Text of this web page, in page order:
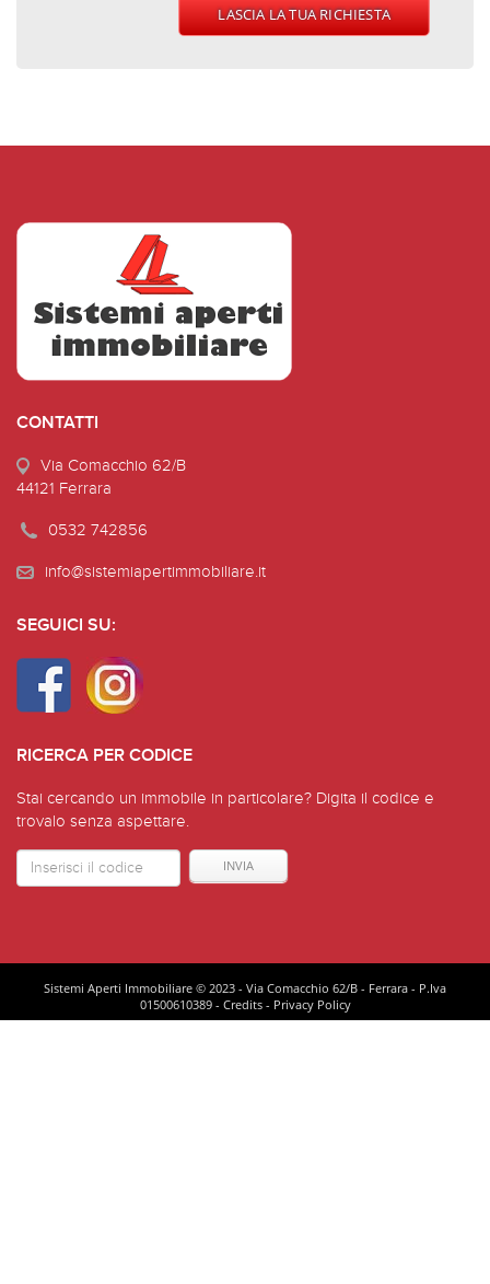
LASCIA LA TUA RICHIESTA
CONTATTI
Via Comacchio 62/B
44121 Ferrara
0532 742856
info@sistemiapertimmobiliare.it
SEGUICI SU:
RICERCA PER CODICE
Stai cercando un immobile in particolare? Digita il codice e
trovalo senza aspettare.
Codice
Immoble
Sistemi Aperti Immobiliare © 2023 - Via Comacchio 62/B - Ferrara - P.Iva
01500610389 - Credits- Privacy Policy